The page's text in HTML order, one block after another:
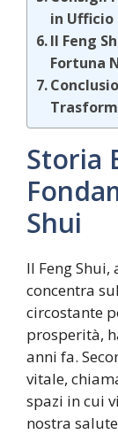
in Ufficio
Il Feng
Fortuna
Storia
Shui
Il Feng Shui,
concentra
circostante
prosperità,
anni fa.
vitale,
spazi in cui
nostra